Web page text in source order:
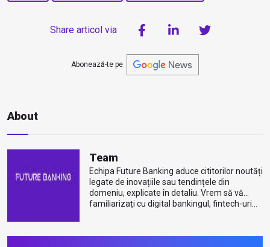
Share articol via
Abonează-te pe
About
Team
Echipa Future Banking aduce cititorilor noutăți
legate de inovațiile sau tendințele din
domeniu, explicate în detaliu. Vrem să vă
familiarizați cu digital bankingul, fintech-uri...